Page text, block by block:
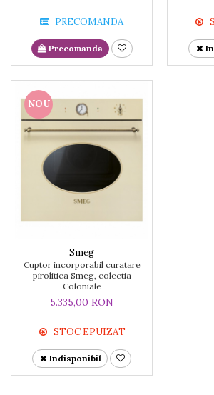
PRECOMANDA
Precomanda
NOU
Smeg
Cuptor incorporabil curatare
pirolitica Smeg, colectia
Coloniale
5.335,00 RON
STOC EPUIZAT
Indisponibil